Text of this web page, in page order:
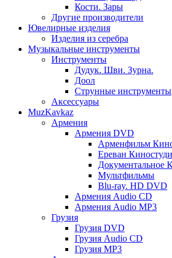
Кости. Зары
Другие производители
Ювелирные изделия
Изделия из серебра
Музыкальные инструменты
Инструменты
Дудук. Шви. Зурна.
Доол
Струнные инструменты
Аксессуары
MuzKavkaz
Армения
Армения DVD
Арменфильм
Ереван
Документальное
Мультфильмы
Blu-ray. HD DVD
Армения Audio CD
Армения Audio MP3
Грузия
Грузия DVD
Грузия Audio CD
Грузия MP3